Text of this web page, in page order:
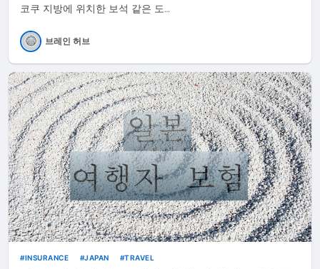
코쿠 지방에 위치한 보석 같은 도…
브레인 허브
INSURANCE JAPAN TRAVEL